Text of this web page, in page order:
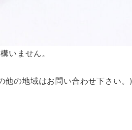
いません。
の地域はお問い合わせ下さい。)